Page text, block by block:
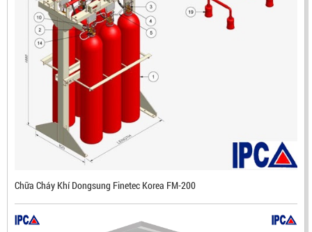
ĐẦU BÁO LỬA CHỐNG NỔ IR3- DX500 (MEKASENTRON
KOREA)
LIÊN HỆ
Mã sản phẩm: DX500
Chữa Cháy Khí Dongsung Finetec Korea FM-200